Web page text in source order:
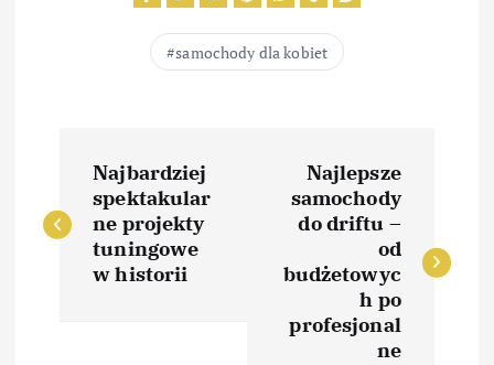
samochody dla kobiet
a
Najbardziej
spektakular
ne projekty
tuningowe
w historii
Najlepsze
samochody
do driftu –
od
budżetowyc
h po
profesjonal
ne